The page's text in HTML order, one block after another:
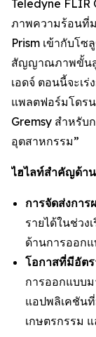
Teledyne FLIR
ภาพความร้อนที่
Prism เข้ากับโ
สัญญาณภาพขั้นสู
เอดจ์ ตอนนี้จะเ
แพลตฟอร์มโดร
Gremsy สำหรับ
อุตสาหกรรม”
ไฮไลท์สำคัญด้า
การจัดส่งการ
รายได้ในช่วง
ด้านการออก
โอกาสที่มีอัตร
การออกแบบ
แอปพลิเคชัน
เกษตรกรรม